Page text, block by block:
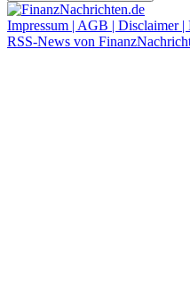
Impressum | AGB | Disclaimer |
RSS-News von